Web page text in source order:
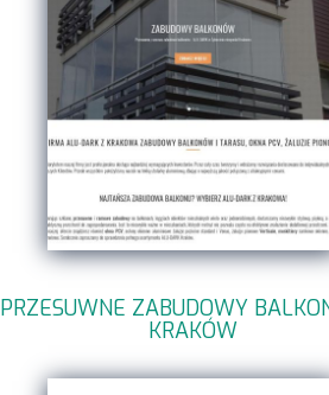
PRZESUWNE ZABUDOWY
KRAKÓW